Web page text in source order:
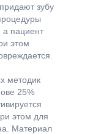
зубу
а пациент
этом
методик
25%
этом для
Материал